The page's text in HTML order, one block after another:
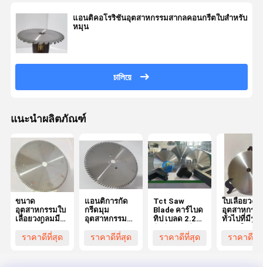
แอนติคอโรริชั่นอุตสาหกรรมสากลคอนกรีตใบสําหรับ
หมุน
চালিয়ে
แนะนำผลิตภัณฑ์
ขนาด
อุตสาหกรรมใบ
เลื่อยวงกลมมี
ราคาดีที่สุด
แอนติการกัด
กรีดมุม
อุตสาหกรรม
ทั่วไปที่มีการ
เจาะ 25.4Mm
ราคาดีที่สุด
Tct Saw
Blade คาร์ไบด
ทิป เบลด 2.2
รับการตัดเมลา
ราคาดีที่สุด
ใบเลื่อยวงก
อุตสาหกรร
ทั่วไปที่มีรู
ราคาดีที่